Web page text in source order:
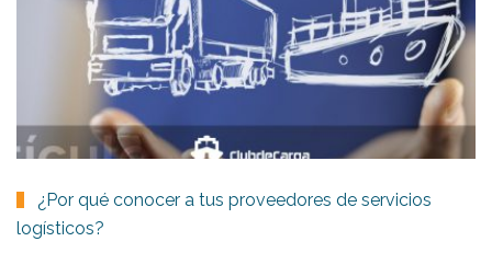
¿Por qué conocer a tus proveedores de servicios
logísticos?